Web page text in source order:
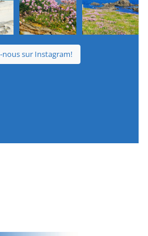
nous sur Instagram!